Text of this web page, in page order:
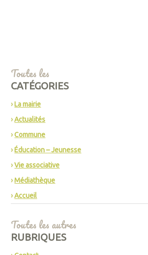
Toutes les
CATÉGORIES
La mairie
Actualités
Commune
Éducation – Jeunesse
Vie associative
Médiathèque
Accueil
Toutes les autres
RUBRIQUES